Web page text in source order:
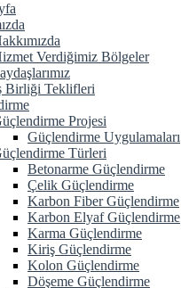
Verdiğimiz Bölgeler
Birliği Teklifleri
Projesi
Güçlendirme Uygulamaları
Türleri
Betonarme Güçlendirme
Çelik Güçlendirme
Karbon Fiber Güçlendirme
Karbon Elyaf Güçlendirme
Karma Güçlendirme
Kiriş Güçlendirme
Kolon Güçlendirme
Döşeme Güçlendirme